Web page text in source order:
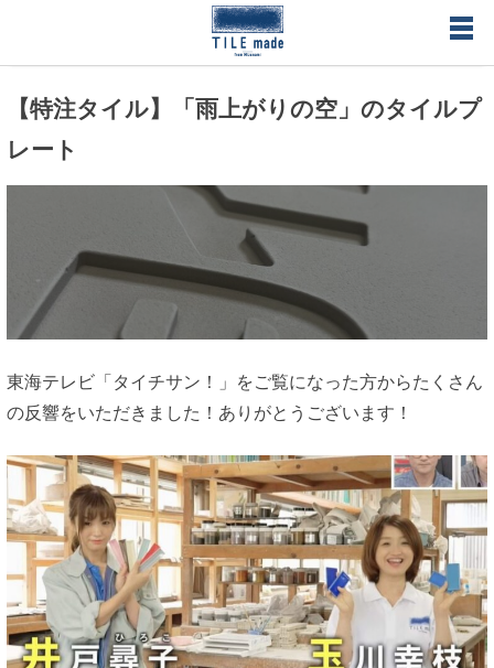
オーダーメイドタイル・オリジナルタイル製作のタイルメイド
サンプルタイル送付
【特注タイル】「雨上がりの空」のタイルプ
レート
東海テレビ「タイチサン！」をご覧になった方からたくさん
の反響をいただきました！ありがとうございます！